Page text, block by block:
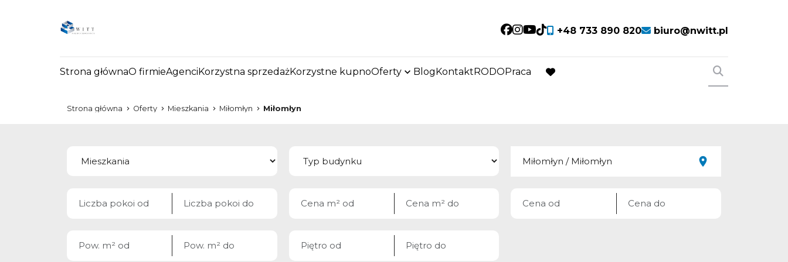
Social link
Social link
Social link
Social link
+48 733 890 820 biuro@nwitt.pl
Strona głównaO firmieAgenciKorzystna sprzedażKorzystne kupnoOferty BlogKontaktRODOPraca
favorite
Strona główna Oferty Mieszkania Miłomłyn Miłomłyn